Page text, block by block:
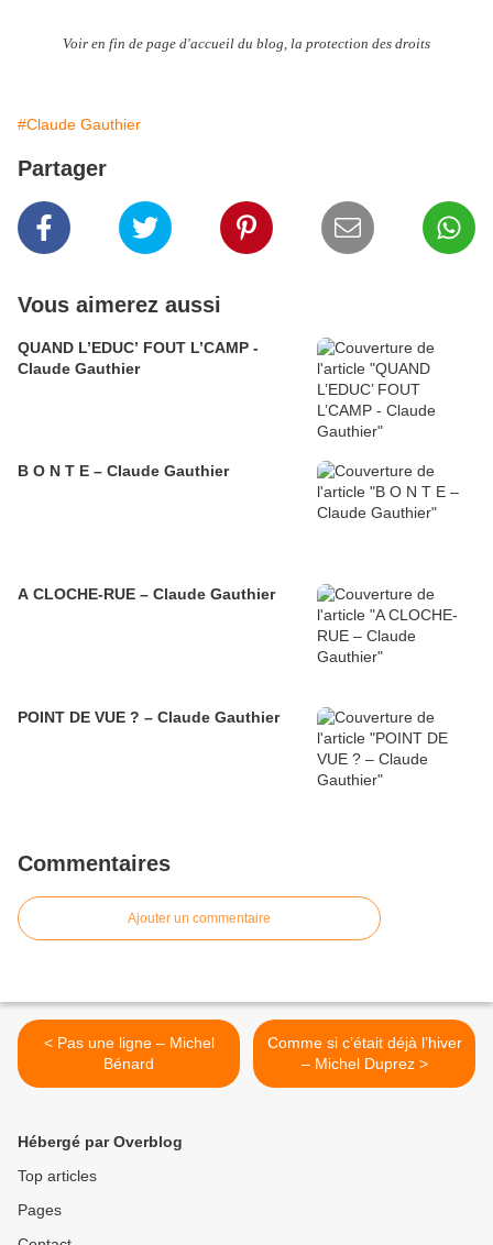
Voir en fin de page d'accueil du blog, la protection des droits
#Claude Gauthier
Partager
Vous aimerez aussi
QUAND L’EDUC’ FOUT L’CAMP -
Claude Gauthier
B O N T E – Claude Gauthier
A CLOCHE-RUE – Claude Gauthier
POINT DE VUE ? – Claude Gauthier
Commentaires
Ajouter un commentaire
< Pas une ligne – Michel
Bénard
Comme si c’était déjà l’hiver
– Michel Duprez >
Hébergé par Overblog
Top articles
Pages